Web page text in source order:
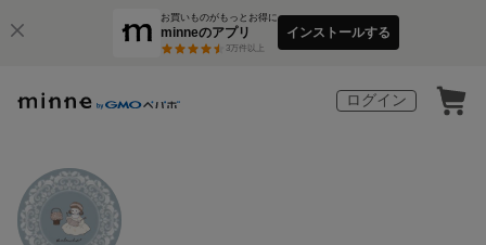
お買いものがもっとお得に
minneのアプリ
3万件以上
インストールする
ログイン